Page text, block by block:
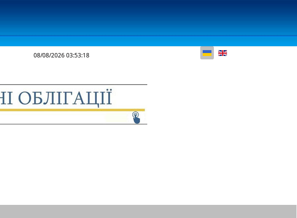
08/08/2026 03:53:18 Оберіть свою мову